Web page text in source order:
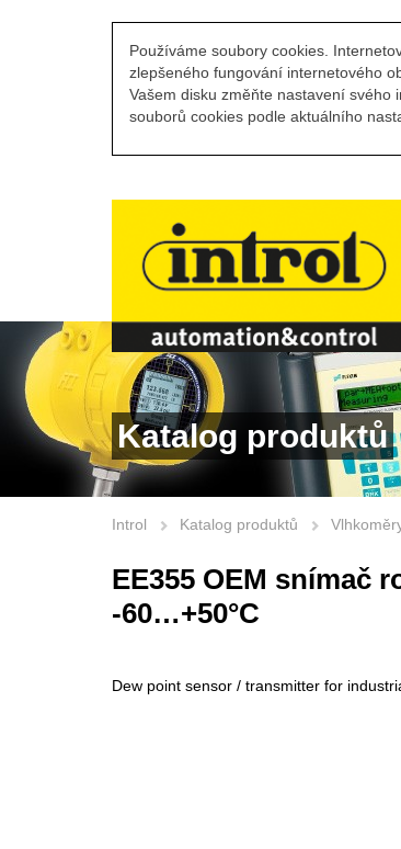
Používáme soubory cookies.
zlepšeného fungování internetového
Vašem disku změňte nastavení
souborů cookies podle aktuálního
Katalog produktů
Introl Katalog produktů
EE355 OEM snímač
-60…+50°C
Dew point sensor / transmitter for